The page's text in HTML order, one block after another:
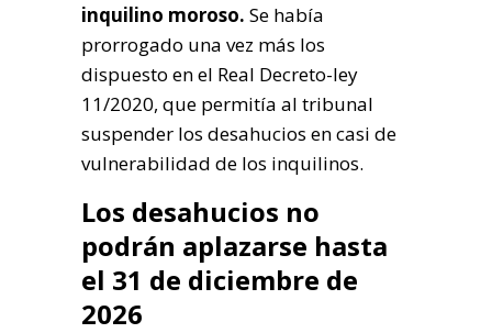
inquilino moroso. Se había
prorrogado una vez más los
dispuesto en el Real Decreto-ley
11/2020, que permitía al tribunal
suspender los desahucios en casi de
vulnerabilidad de los inquilinos.
Los desahucios no
podrán aplazarse hasta
el 31 de diciembre de
2026